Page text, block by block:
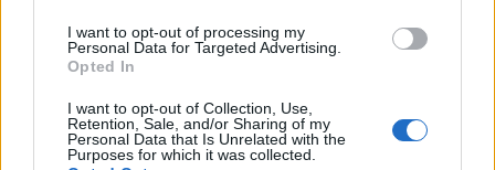
I want to opt-out of processing my
Personal Data for Targeted Advertising.
Opted In
I want to opt-out of Collection, Use,
Retention, Sale, and/or Sharing of my
Personal Data that Is Unrelated with the
Purposes for which it was collected.
6. Givling
Dove giocare:
Quanto puoi guadagnare: Variabile
Quanto costa giocare:Gratis ($ 0,50 per partita dopo
due giocate gratis al giorno)